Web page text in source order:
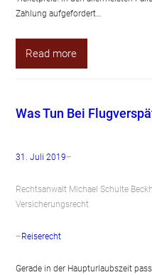
Zahlung aufgefordert…
Read more
Was Tun Bei
31. Juli 2019–
Rechtsanwalt Michael Schulte
Versicherungsrecht
–Reiserecht
Gerade in der Haupturlaubszeit